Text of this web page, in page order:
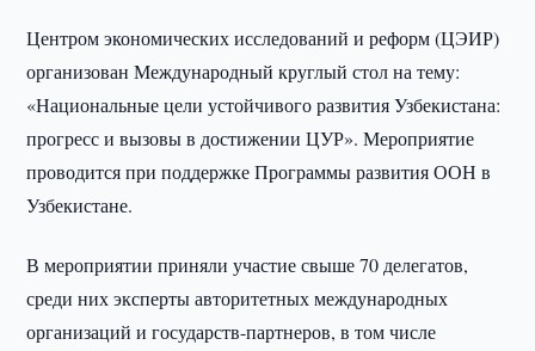
Центром экономических исследований и реформ (ЦЭИР)
организован Международный круглый стол на тему:
«Национальные цели устойчивого развития Узбекистана:
прогресс и вызовы в достижении ЦУР». Мероприятие
проводится при поддержке Программы развития ООН в
Узбекистане.
В мероприятии приняли участие свыше 70 делегатов,
среди них эксперты авторитетных международных
организаций и государств-партнеров, в том числе